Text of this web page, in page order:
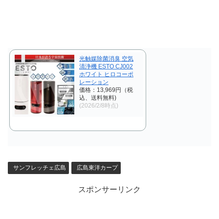
光触媒除菌消臭 空気
清浄機 ESTO CJ002
ホワイト ヒロコーポ
レーション
価格：13,969円（税
込、送料無料)
(2026/2/8時点)
サンフレッチェ広島 広島東洋カープ
スポンサーリンク